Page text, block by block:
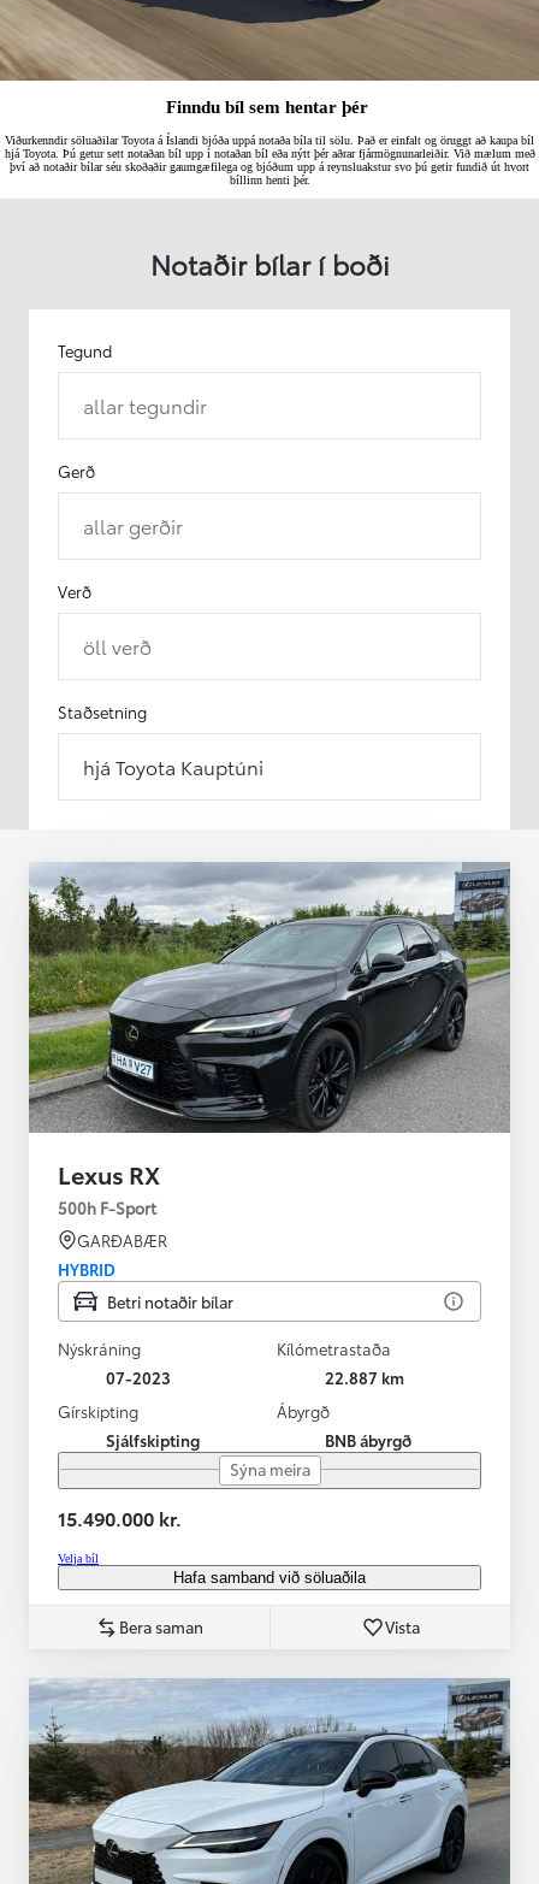
Finndu bíl sem hentar þér
Viðurkenndir söluaðilar Toyota á Íslandi bjóða uppá notaða bíla til sölu. Það er einfalt og öruggt að kaupa bíl
hjá Toyota. Þú getur sett notaðan bíl upp í notaðan bíl eða nýtt þér aðrar fjármögnunarleiðir. Við mælum með
því að notaðir bílar séu skoðaðir gaumgæfilega og bjóðum upp á reynsluakstur svo þú getir fundið út hvort
bíllinn henti þér.
Notaðir bílar í boði
Tegund
allar tegundir
Gerð
allar gerðir
Verð
öll verð
Staðsetning
hjá Toyota Kauptúni
Lexus RX
500h F-Sport
GARÐABÆR
HYBRID
Betri notaðir bílar
Nýskráning
07-2023
Kílómetrastaða
22.887 km
Gírskipting
Sjálfskipting
Ábyrgð
BNB ábyrgð
Sýna meira
15.490.000 kr.
Velja bíl
Hafa samband við söluaðila
Bera saman Vista